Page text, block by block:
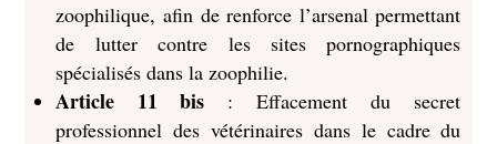
zoophilique, afin de renforce l’arsenal permettant
de lutter contre les sites pornographiques
spécialisés dans la zoophilie.
Article 11 bis : Effacement du secret
professionnel des vétérinaires dans le cadre du